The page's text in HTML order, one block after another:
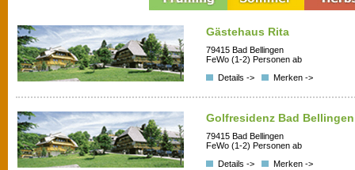
Gästehaus Rita
79415 Bad Bellingen
FeWo (1-2) Personen ab
Details ->
Merken ->
Golfresidenz Bad Bellingen
79415 Bad Bellingen
FeWo (1-2) Personen ab
Details ->
Merken ->